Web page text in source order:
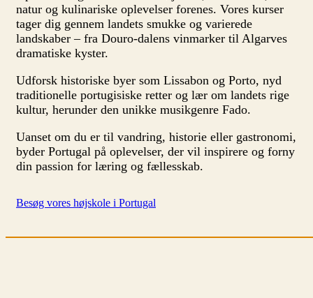
natur og kulinariske oplevelser forenes. Vores kurser
tager dig gennem landets smukke og varierede
landskaber – fra Douro-dalens vinmarker til Algarves
dramatiske kyster.
Udforsk historiske byer som Lissabon og Porto, nyd
traditionelle portugisiske retter og lær om landets rige
kultur, herunder den unikke musikgenre Fado.
Uanset om du er til vandring, historie eller gastronomi,
byder Portugal på oplevelser, der vil inspirere og forny
din passion for læring og fællesskab.
Besøg vores højskole i Portugal